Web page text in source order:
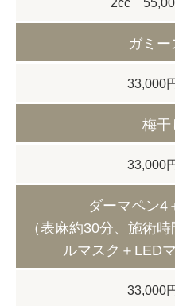
2cc
ガミ
33,000
梅干
33,000
ダーマペン4
（表麻約30分、施術
ルマスク＋LED
33,000